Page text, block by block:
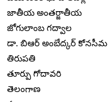
జాతీయ అంతర్జాతీయ
జోగులాంబ గద్వాల
డా. బిఆర్ అంబేద్కర్ కోనసీమ
తిరుపతి
తూర్పు గోదావరి
తెలంగాణ